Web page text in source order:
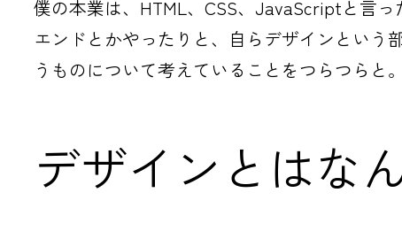
僕の本業は、HTML、CSS、JavaScriptと言
エンドとかやったりと、自らデザインという
うものについて考えていることをつらつらと。
デザインとはな